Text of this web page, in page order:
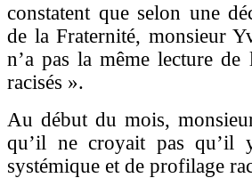
constatent que selon une
de la Fraternité, monsieur
n’a pas la même lecture
racisés ».
Au début du mois,
qu’il ne croyait pas qu’il
systémique et de profilage